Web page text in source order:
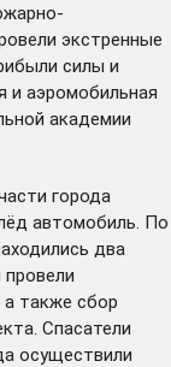
экстренные
силы и
и аэромобильная
академии
города
автомобиль. По
два
также сбор
Спасатели
осуществили